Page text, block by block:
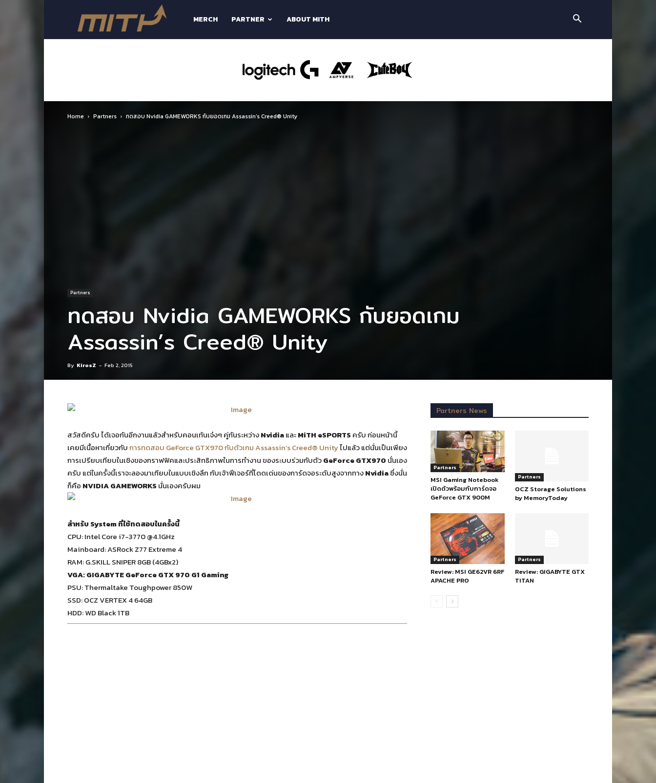
MiTH-
MERCH PARTNER ABOUT MITH
Home Partners ทดสอบ Nvidia GAMEWORKS กับยอดเกม Assassin’s Creed® Unity
Partners
ทดสอบ Nvidia GAMEWORKS กับยอดเกม
Assassin’s Creed® Unity
By KirosZ - Feb 2, 2015
สวัสดีครับ ได้เจอกันอีกงานแล้วสำหรับคอนเท้นเจ๋งๆ คู่กันระหว่างNvidiaและMiTH eSPORTS ครับ ก่อนหน้านี้
เคยมีเนื้อหาเกี่ยวกับการทดสอบ GeForce GTX970 กับตัวเกม Assassin’s Creed® Unityไปแล้ว แต่นั่นเป็นเพียง
การเปรียบเทียบในเชิงของกราฟฟิคและประสิทธิภาพในการทำงาน ของระบบร่วมกับตัวGeForce GTX970 นั่นเอง
ครับ แต่ในครั้งนี้เราจะลองมาเทียบในแบบเชิงลึก กับเจ้าฟีเจอร์ที่โดดเด่นของการ์ดจอระดับสูงจากทางNvidiaซึ่งนั่น
ก็คือ NVIDIA GAMEWORKS นั่นเองครับผม
สำหรับ System ที่ใช้ทดสอบในครั้งนี้
CPU: Intel Core i7-3770 @4.1GHz
Mainboard: ASRock Z77 Extreme 4
RAM: G.SKILL SNIPER 8GB (4GBx2)
VGA: GIGABYTE GeForce GTX 970 G1 Gaming
PSU: Thermaltake Toughpower 850W
SSD: OCZ VERTEX 4 64GB
HDD: WD Black 1TB
Partners News
Partners
MSI Gaming Notebook
เปิดตัวพร้อมกับการ์ดจอ
GeForce GTX 900M
Partners
OCZ Storage Solutions
by MemoryToday
Partners
Review: MSI GE62VR 6RF
APACHE PRO
Partners
Review: GIGABYTE GTX
TITAN